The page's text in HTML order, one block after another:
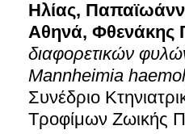
Ηλίας,
Αθηνά, Φθενάκης
διαφορετικών
Mannheimia
Συνέδριο
Τροφίμων Ζωικής